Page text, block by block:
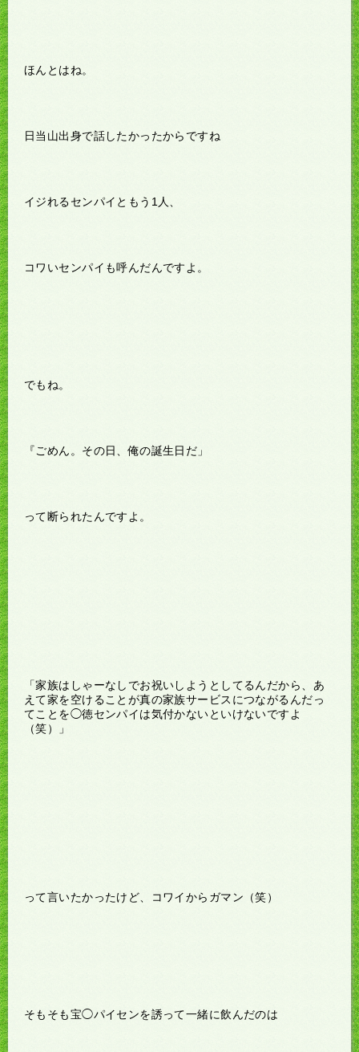
ほんとはね。
日当山出身で話したかったからですね
イジれるセンパイともう1人、
コワいセンパイも呼んだんですよ。
でもね。
『ごめん。その日、俺の誕生日だ」
って断られたんですよ。
「家族はしゃーなしでお祝いしようとしてるんだから、あ
えて家を空けることが真の家族サービスにつながるんだっ
てことを◯徳センパイは気付かないといけないですよ
（笑）」
って言いたかったけど、コワイからガマン（笑）
そもそも宝◯パイセンを誘って一緒に飲んだのは